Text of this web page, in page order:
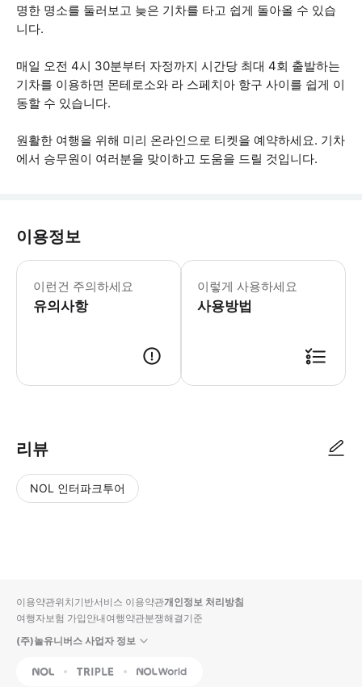
명한 명소를 둘러보고 늦은 기차를 타고 쉽게 돌아올 수 있습
니다.
매일 오전 4시 30분부터 자정까지 시간당 최대 4회 출발하는
기차를 이용하면 몬테로소와 라 스페치아 항구 사이를 쉽게 이
동할 수 있습니다.
원활한 여행을 위해 미리 온라인으로 티켓을 예약하세요. 기차
에서 승무원이 여러분을 맞이하고 도움을 드릴 것입니다.
이용정보
이런건 주의하세요
유의사항
지역 디지털 티켓은 지명적이고 개인
이렇게 사용하세요
사용방법
리뷰
NOL 인터파크투어
입니
다.
순
상
이용약관위치기반서비스 이용약관개인정보 처리방침
여행자보험 가입안내여행약관분쟁해결기준
(주)놀유니버스 사업자 정보
NOL Triple Interpark Global